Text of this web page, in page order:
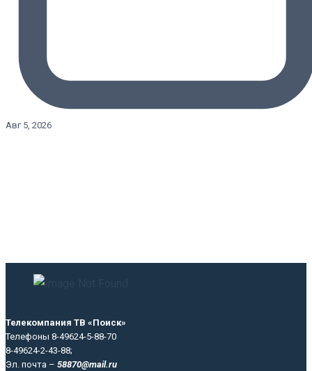
Авг 5, 2026
Телекомпания ТВ «Поиск»
Телефоны 8-49624-5-88-70
8-49624-2-43-88;
Эл. почта – 58870@mail.ru